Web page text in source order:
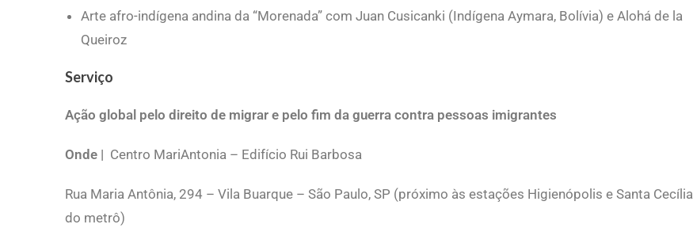
Arte afro-indígena andina da “Morenada” com Juan Cusicanki (Indígena Aymara, Bolívia) e Alohá de la
Queiroz
Serviço
Ação global pelo direito de migrar e pelo fim da guerra contra pessoas imigrantes
Onde | Centro MariAntonia – Edifício Rui Barbosa
Rua Maria Antônia, 294 – Vila Buarque – São Paulo, SP (próximo às estações Higienópolis e Santa Cecília
do metrô)